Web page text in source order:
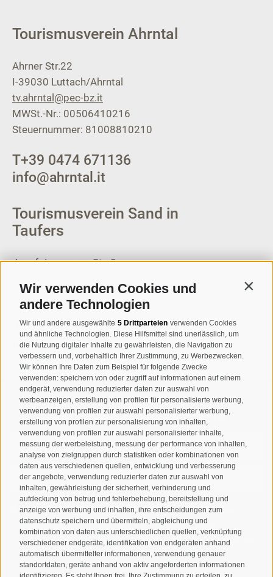
Wir verwenden Cookies und
andere Technologien
Wir und andere ausgewählte 5 Drittparteien verwenden Cookies
und ähnliche Technologien. Diese Hilfsmittel sind unerlässlich, um
die Nutzung digitaler Inhalte zu gewährleisten, die Navigation zu
verbessern und, vorbehaltlich Ihrer Zustimmung, zu Werbezwecken.
Wir können Ihre Daten zum Beispiel für folgende Zwecke
verwenden: speichern von oder zugriff auf informationen auf einem
endgerät, verwendung reduzierter daten zur auswahl von
werbeanzeigen, erstellung von profilen für personalisierte werbung,
verwendung von profilen zur auswahl personalisierter werbung,
erstellung von profilen zur personalisierung von inhalten,
verwendung von profilen zur auswahl personalisierter inhalte,
messung der werbeleistung, messung der performance von inhalten,
analyse von zielgruppen durch statistiken oder kombinationen von
daten aus verschiedenen quellen, entwicklung und verbesserung
der angebote, verwendung reduzierter daten zur auswahl von
inhalten, gewährleistung der sicherheit, verhinderung und
aufdeckung von betrug und fehlerbehebung, bereitstellung und
anzeige von werbung und inhalten, ihre entscheidungen zum
datenschutz speichern und übermitteln, abgleichung und
kombination von daten aus unterschiedlichen quellen, verknüpfung
verschiedener endgeräte, identifikation von endgeräten anhand
automatisch übermittelter informationen, verwendung genauer
standortdaten, geräte anhand von aktiv angeforderten informationen
Tourismusverein Ahrntal
Ahrner Str.22
I-39030 Luttach/Ahrntal
tv.ahrntal@pec-bz.it
MWSt.-Nr.: 00506410216
Steuernummer: 81008810210
T+39 0474 671136
info@ahrntal.it
Tourismusverein Sand in
Taufers
Josef-Jungmann-Str. 8
MWSt.-Nr: 00518320213
T+39 0474 678076
info@taufers.com
Newsletteranmeldung
Ich habe dieDatenschutzbestimmungengelesen und
verstanden und stimme der Verarbeitung meiner
personenbezogenen Daten durch den Verantwortlichen zu
ANMELDEN